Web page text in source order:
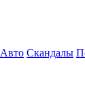
Авто Скандалы